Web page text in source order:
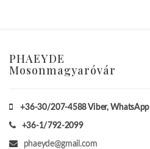
PHAEYDE
Mosonmagyaróvár
+36-30/207-4588Viber, WhatsApp
+36-1/792-2099
phaeyde@gmail.com